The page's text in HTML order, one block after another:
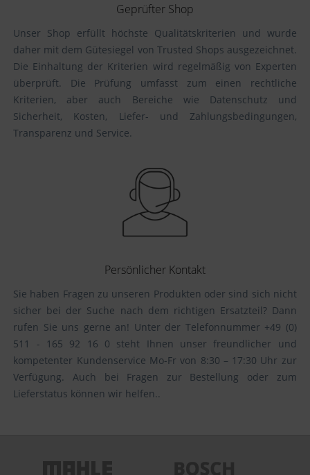
Geprüfter Shop
Unser Shop erfüllt höchste Qualitätskriterien und wurde
daher mit dem Gütesiegel von Trusted Shops ausgezeichnet.
Die Einhaltung der Kriterien wird regelmäßig von Experten
überprüft. Die Prüfung umfasst zum einen rechtliche
Kriterien, aber auch Bereiche wie Datenschutz und
Sicherheit, Kosten, Liefer- und Zahlungsbedingungen,
Transparenz und Service.
Persönlicher Kontakt
Sie haben Fragen zu unseren Produkten oder sind sich nicht
sicher bei der Suche nach dem richtigen Ersatzteil? Dann
rufen Sie uns gerne an! Unter der Telefonnummer +49 (0)
511 - 165 92 16 0 steht Ihnen unser freundlicher und
kompetenter Kundenservice Mo-Fr von 8:30 – 17:30 Uhr zur
Verfügung. Auch bei Fragen zur Bestellung oder zum
Lieferstatus können wir helfen..